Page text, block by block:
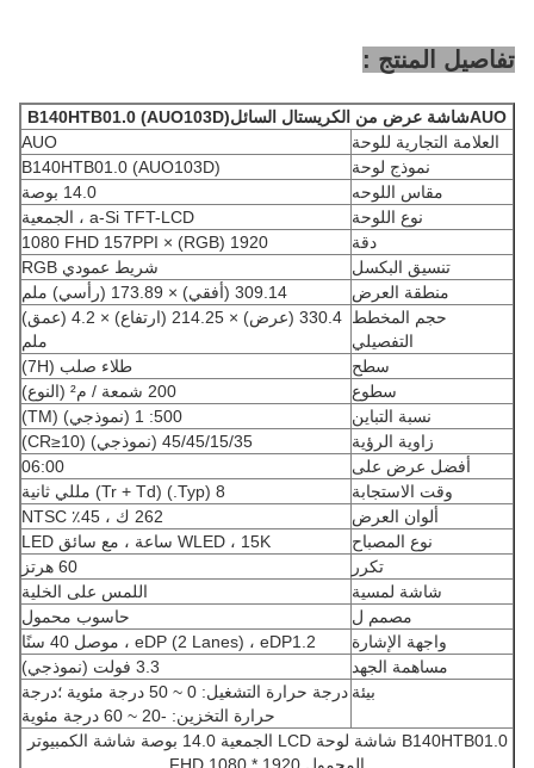
تفاصيل المنتج :
AUOشاشة عرض من الكريستال السائلB140HTB01.0 (AUO103D)
العلامة التجارية للوحة
AUO
نموذج لوحة
B140HTB01.0 (AUO103D)
مقاس اللوحه
14.0 بوصة
نوع اللوحة
a-Si TFT-LCD ، الجمعية
دقة
1920 (RGB) × 1080 FHD 157PPI
تنسيق البكسل
شريط عمودي RGB
منطقة العرض
309.14 (أفقي) × 173.89 (رأسي) ملم
حجم المخطط
التفصيلي
330.4 (عرض) × 214.25 (ارتفاع) × 4.2 (عمق)
ملم
سطح
طلاء صلب (7H)
سطوع
200 شمعة / م² (النوع)
نسبة التباين
500: 1 (نموذجي) (TM)
زاوية الرؤية
45/45/15/35 (نموذجي) (CR≥10)
أفضل عرض على
06:00
وقت الاستجابة
8 (Typ.) (Tr + Td) مللي ثانية
ألوان العرض
262 ك ، 45٪ NTSC
نوع المصباح
WLED ، 15K ساعة ، مع سائق LED
تكرر
60 هرتز
شاشة لمسية
اللمس على الخلية
مصمم ل
حاسوب محمول
واجهة الإشارة
eDP (2 Lanes) ، eDP1.2 ، موصل 40 سنًا
مساهمة الجهد
3.3 فولت (نموذجي)
بيئة
درجة حرارة التشغيل: 0 ~ 50 درجة مئوية ؛درجة
حرارة التخزين: -20 ~ 60 درجة مئوية
B140HTB01.0 شاشة لوحة LCD الجمعية 14.0 بوصة شاشة الكمبيوتر